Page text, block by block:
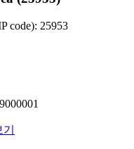
code): 25953